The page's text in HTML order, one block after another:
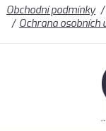
Obchodní podmínky
Ochrana osobních